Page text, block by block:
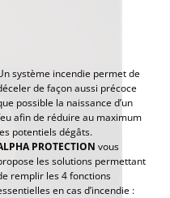
système incendie permet de
de façon aussi précoce
possible la naissance d’un
afin de réduire au maximum
potentiels dégâts.
PROTECTION vous
les solutions permettant
remplir les 4 fonctions
en cas d’incendie :